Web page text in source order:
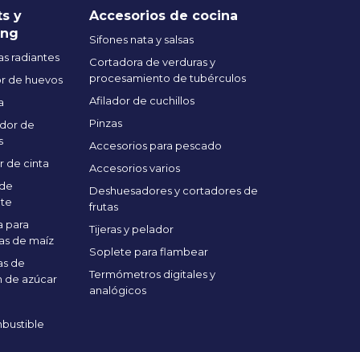
y
radiantes
de huevos
de
de cinta
para
de maíz
de
de azúcar
Accesorios de cocina
Sifones nata y salsas
Cortadora de verduras y
procesamiento de tubérculos
Afilador de cuchillos
Pinzas
Accesorios para pescado
Accesorios varios
Deshuesadores y cortadores de
frutas
Tijeras y pelador
Soplete para flambear
Termómetros digitales y
analógicos